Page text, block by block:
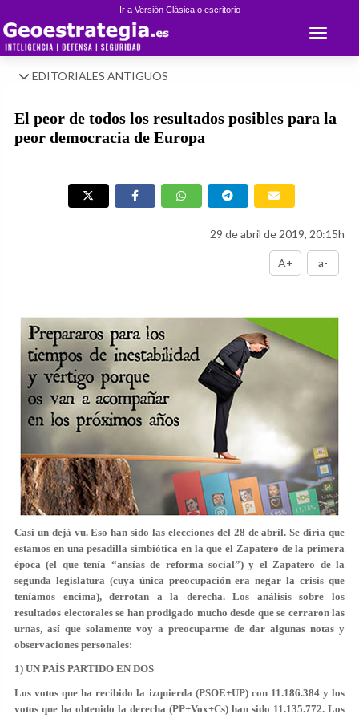
Ir a Versión Clásica o escritorio
Toggle
EDITORIALES ANTIGUOS
El peor de todos los resultados posibles para la
peor democracia de Europa
29 de abril de 2019, 20:15h
A+ a-
Casi un dejà vu. Eso han sido las elecciones del 28 de abril. Se diría que
estamos en una pesadilla simbiótica en la que el Zapatero de la primera
época (el que tenía “ansías de reforma social”) y el Zapatero de la
segunda legislatura (cuya única preocupación era negar la crisis que
teníamos encima), derrotan a la derecha. Los análisis sobre los
resultados electorales se han prodigado mucho desde que se cerraron las
urnas, así que solamente voy a preocuparme de dar algunas notas y
observaciones personales:
1) UN PAÍS PARTIDO EN DOS
Los votos que ha recibido la izquierda (PSOE+UP) con 11.186.384 y los
votos que ha obtenido la derecha (PP+Vox+Cs) han sido 11.135.772. Los